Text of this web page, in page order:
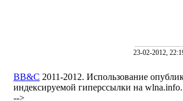
23-02-2012,
BB&C 2011-2012. Использование
индексируемой гиперссылки на wlna.info.
-->